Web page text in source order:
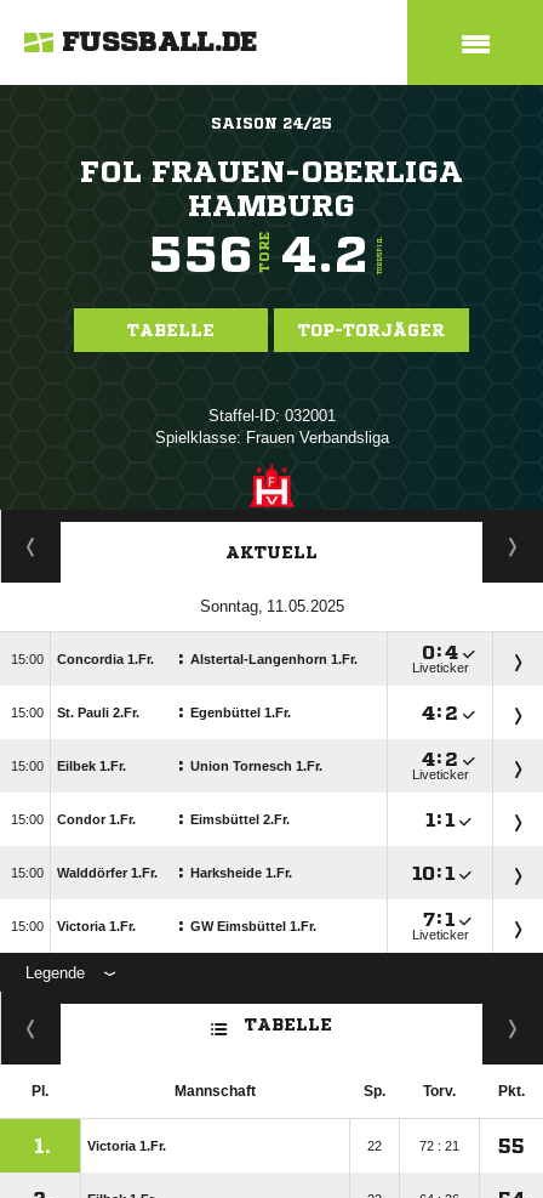
FUSSBALL.DE
SAISON 24/25
FOL FRAUEN-OBERLIGA
HAMBURG
556 TORE 4.2 TORE/SPIEL
TABELLE TOP-TORJÄGER
Staffel-ID: 032001
Spielklasse: Frauen Verbandsliga
ANZEIGE
AKTUELL
 
 Concordia 1.Fr. : Alstertal-Langenhorn 1.Fr. : 
Liveticker
 St. Pauli 2.Fr. : Egenbüttel 1.Fr. : 
 Eilbek 1.Fr. : Union Tornesch 1.Fr. : 
Liveticker
 Condor 1.Fr. : Eimsbüttel 2.Fr.  : 
 Walddörfer 1.Fr. : Harksheide 1.Fr. : 
 Victoria 1.Fr. : GW Eimsbüttel 1.Fr. : 
Liveticker
Legende
ANZEIGE
TABELLE
Pl. Mannschaft Sp. Torv. Pkt.
1. Victoria 1.Fr. 22 72 : 21 55